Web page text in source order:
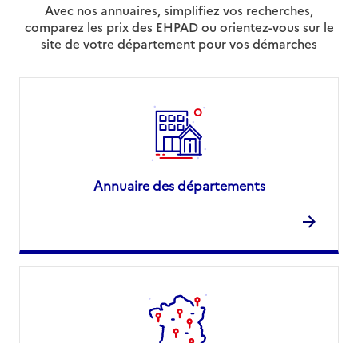
Avec nos annuaires, simplifiez vos recherches,
comparez les prix des EHPAD ou orientez-vous sur le
site de votre département pour vos démarches
Annuaire des départements